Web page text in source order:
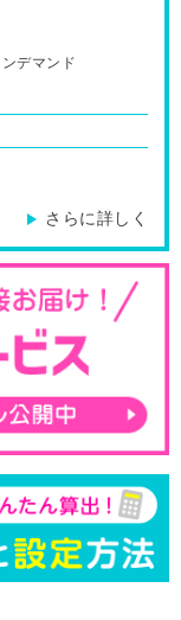
デマンド
さらに詳しく